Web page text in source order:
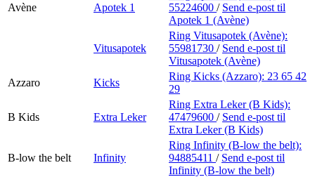
Avène Apotek 1
55224600 / Send e-post til
Apotek 1 (Avène)
Vitusapotek
Ring Vitusapotek (Avène):
55981730 / Send e-post til
Vitusapotek (Avène)
Azzaro
Kicks
Ring Kicks (Azzaro): 23 65 42
29
B Kids Extra Leker
Ring Extra Leker (B Kids):
47479600 / Send e-post til
Extra Leker (B Kids)
B-low the belt Infinity
Ring Infinity (B-low the belt):
94885411 / Send e-post til
Infinity (B-low the belt)